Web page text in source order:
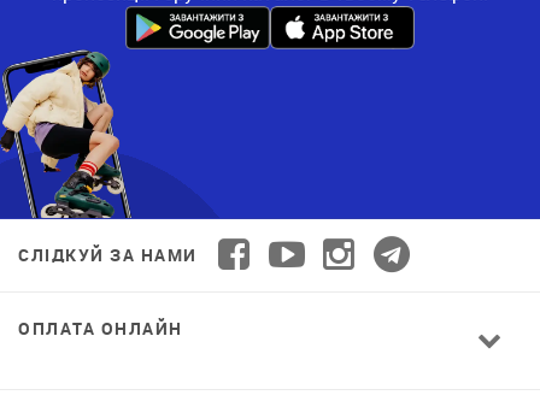
СЛІДКУЙ ЗА НАМИ
ОПЛАТА ОНЛАЙН